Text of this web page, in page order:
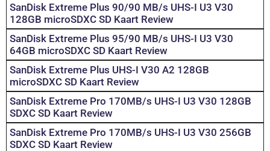
SanDisk Extreme Plus 90/90 MB/s UHS-I U3 V30
128GB microSDXC SD Kaart Review
SanDisk Extreme Plus 95/90 MB/s UHS-I U3 V30
64GB microSDXC SD Kaart Review
SanDisk Extreme Plus UHS-I V30 A2 128GB
microSDXC SD Kaart Review
SanDisk Extreme Pro 170MB/s UHS-I U3 V30 128GB
SDXC SD Kaart Review
SanDisk Extreme Pro 170MB/s UHS-I U3 V30 256GB
SDXC SD Kaart Review